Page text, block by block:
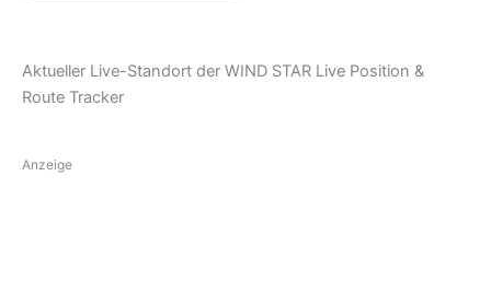
Aktueller Live-Standort der WIND STAR Live Position &
Route Tracker
Anzeige